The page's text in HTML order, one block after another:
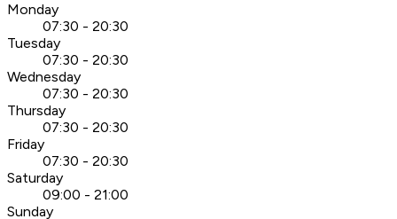
Monday
07:30 - 20:30
Tuesday
07:30 - 20:30
Wednesday
07:30 - 20:30
Thursday
07:30 - 20:30
Friday
07:30 - 20:30
Saturday
09:00 - 21:00
Sunday